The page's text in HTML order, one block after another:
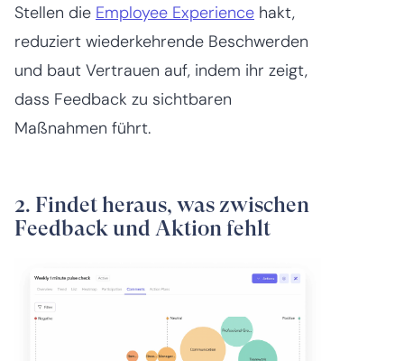
Stellen die Employee Experience hakt,
reduziert wiederkehrende Beschwerden
und baut Vertrauen auf, indem ihr zeigt,
dass Feedback zu sichtbaren
Maßnahmen führt.
2. Findet heraus, was zwischen
Feedback und Aktion fehlt